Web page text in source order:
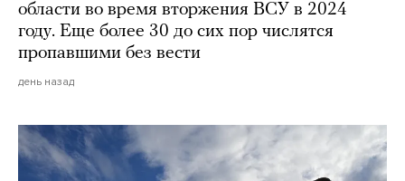
области во время вторжения ВСУ в 2024
году. Еще более 30 до сих пор числятся
пропавшими без вести
день назад